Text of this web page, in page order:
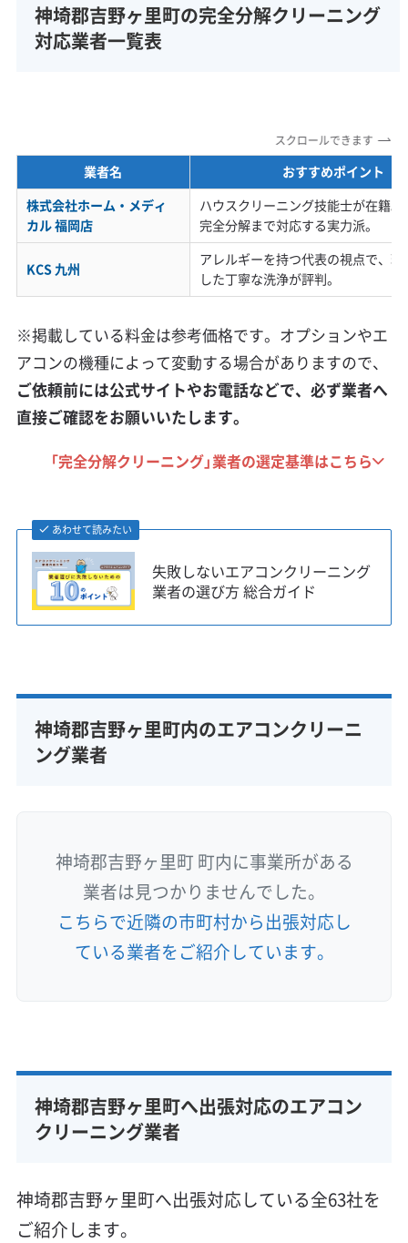
神埼郡吉野ヶ里町の完全分解クリーニング
対応業者一覧表
スクロールできます
業者名
おすすめポイント
株式会社ホーム・メディ
カル 福岡店
ハウスクリーニング技能士が在籍
完全分解まで対応する実力派。
KCS 九州
アレルギーを持つ代表の視点で、
した丁寧な洗浄が評判。
※掲載している料金は参考価格です。オプションやエ
アコンの機種によって変動する場合がありますので、
ご依頼前には公式サイトやお電話などで、必ず業者へ
直接ご確認をお願いいたします。
「完全分解クリーニング」業者の選定基準はこちら
あわせて読みたい
失敗しないエアコンクリーニング
業者の選び方 総合ガイド
神埼郡吉野ヶ里町内のエアコンクリーニ
ング業者
神埼郡吉野ヶ里町 町内に事業所がある
業者は見つかりませんでした。
こちらで近隣の市町村から出張対応し
ている業者をご紹介しています。
神埼郡吉野ヶ里町へ出張対応のエアコン
クリーニング業者
神埼郡吉野ヶ里町へ出張対応している全63社を
ご紹介します。